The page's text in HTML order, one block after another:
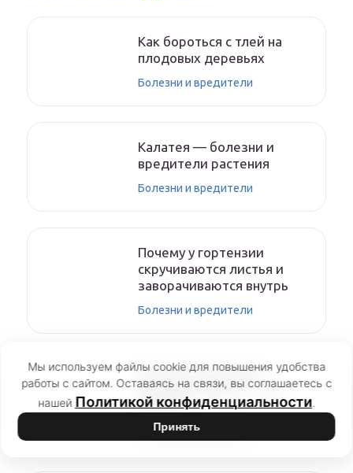
Как бороться с тлей на
плодовых деревьях
Болезни и вредители
Калатея — болезни и
вредители растения
Болезни и вредители
Почему у гортензии
скручиваются листья и
заворачиваются внутрь
Болезни и вредители
Почему у гортензии
бледные листья — что
делать
Болезни и вредители
Мы используем файлы cookie для повышения удобства
работы с сайтом. Оставаясь на связи, вы соглашаетесь с
нашей Политикой конфиденциальности.
Принять